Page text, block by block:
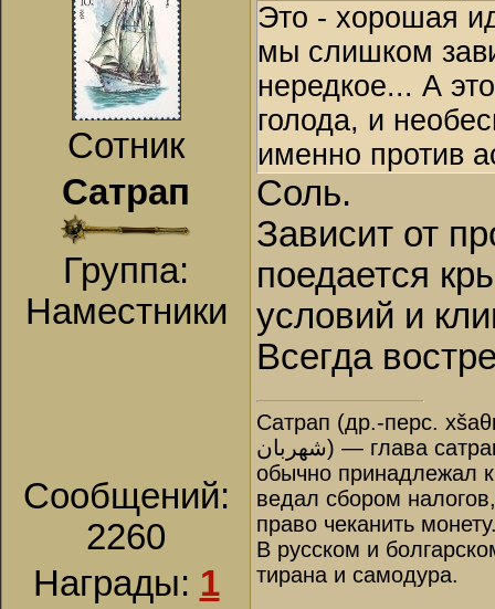
Сотник
Сатрап
Группа:
Наместники
Сообщений:
2260
Награды: 1
Это - хорошая
мы слишком
нередкое... А
голода, и
именно против
Соль.
Зависит от
поедается
условий и
Всегда
Сатрап (др.-перс.
شهربان‎) — глава сатрапии, правитель в Древней Персии. Назначался царём и
обычно принадлежал
ведал сбором
право чеканить
В русском и
тирана и самодура.